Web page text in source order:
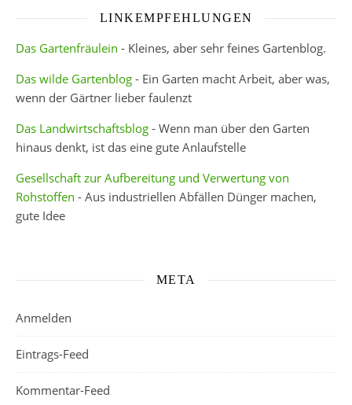
LINKEMPFEHLUNGEN
Das Gartenfräulein - Kleines, aber sehr feines Gartenblog.
Das wilde Gartenblog - Ein Garten macht Arbeit, aber was,
wenn der Gärtner lieber faulenzt
Das Landwirtschaftsblog - Wenn man über den Garten
hinaus denkt, ist das eine gute Anlaufstelle
Gesellschaft zur Aufbereitung und Verwertung von
Rohstoffen - Aus industriellen Abfällen Dünger machen,
gute Idee
META
Anmelden
Eintrags-Feed
Kommentar-Feed